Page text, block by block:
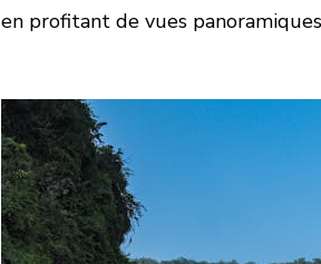
en profitant de vues